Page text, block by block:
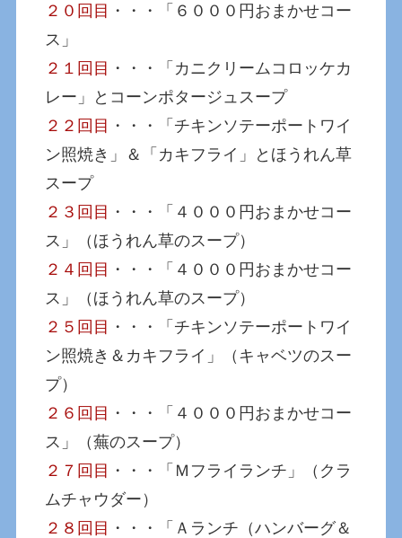
２０回目 ・・・「６０００円おまかせコー
ス」
２１回目 ・・・「カニクリームコロッケカ
レー」とコーンポタージュスープ
２２回目 ・・・「チキンソテーポートワイ
ン照焼き」＆「カキフライ」とほうれん草
スープ
２３回目 ・・・「４０００円おまかせコー
ス」（ほうれん草のスープ）
２４回目 ・・・「４０００円おまかせコー
ス」（ほうれん草のスープ）
２５回目 ・・・「チキンソテーポートワイ
ン照焼き＆カキフライ」（キャベツのスー
プ）
２６回目 ・・・「４０００円おまかせコー
ス」（蕪のスープ）
２７回目 ・・・「Ｍフライランチ」（クラ
ムチャウダー）
２８回目 ・・・「Ａランチ（ハンバーグ＆